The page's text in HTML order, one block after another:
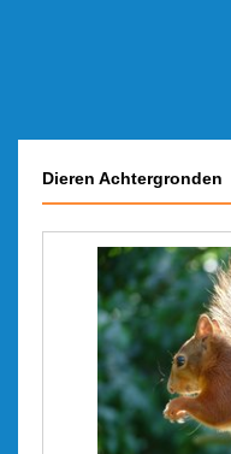
Dieren Achtergronden